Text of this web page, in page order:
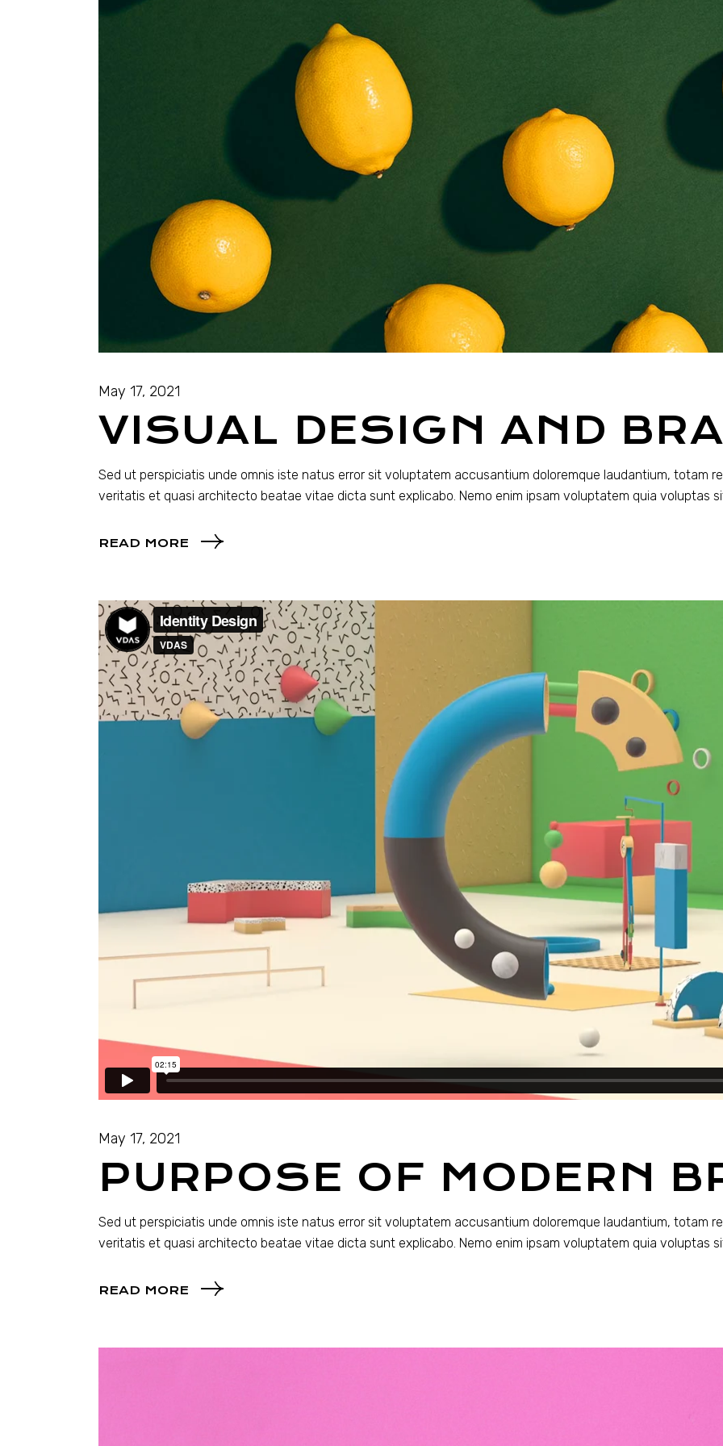
May 17, 2021
VISUAL DESIGN AND
Sed ut perspiciatis unde omnis iste natus error sit voluptatem accusantium doloremque laudantium, totam
veritatis et quasi architecto beatae vitae dicta sunt explicabo. Nemo enim ipsam voluptatem quia voluptas
READ MORE
May 17, 2021
PURPOSE OF MODERN
Sed ut perspiciatis unde omnis iste natus error sit voluptatem accusantium doloremque laudantium, totam
veritatis et quasi architecto beatae vitae dicta sunt explicabo. Nemo enim ipsam voluptatem quia voluptas
READ MORE